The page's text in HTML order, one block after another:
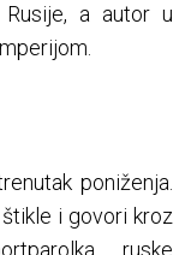
a autor u
poniženja.
i govori kroz
ruske